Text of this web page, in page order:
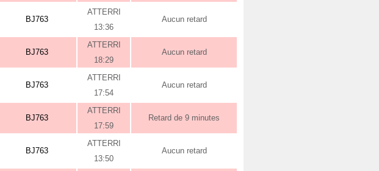
BJ763
ATTERRI
13:36
Aucun retard
BJ763
ATTERRI
18:29
Aucun retard
BJ763
ATTERRI
17:54
Aucun retard
BJ763
ATTERRI
17:59
Retard de 9 minutes
BJ763
ATTERRI
13:50
Aucun retard